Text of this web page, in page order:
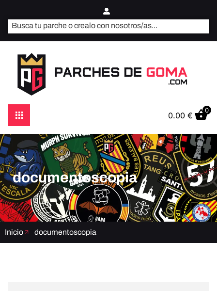
0.00 €
0
documentoscopia
Inicio documentoscopia